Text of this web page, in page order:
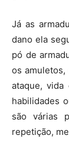
Já as
dano ela
pó de
os
ataque, vida
habilidades
são várias
repetição,